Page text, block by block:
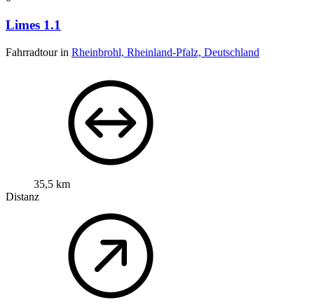
Limes 1.1
Fahrradtour in Rheinbrohl, Rheinland-Pfalz, Deutschland
35,5 km
Distanz